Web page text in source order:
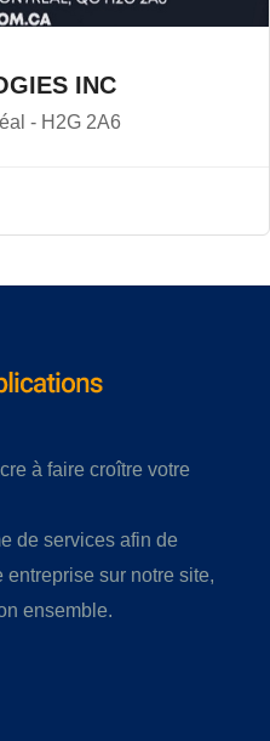
INC
- H2G 2A6
à faire croître votre
de services afin de
sur notre site,
ensemble.